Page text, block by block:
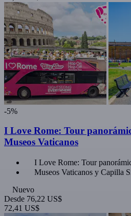
-5%
I Love Rome: Tour
Museos Vaticanos
I Love Rome: Tour
Museos Vaticanos y Capilla
Nuevo
Desde 76,22 US$
72,41 US$